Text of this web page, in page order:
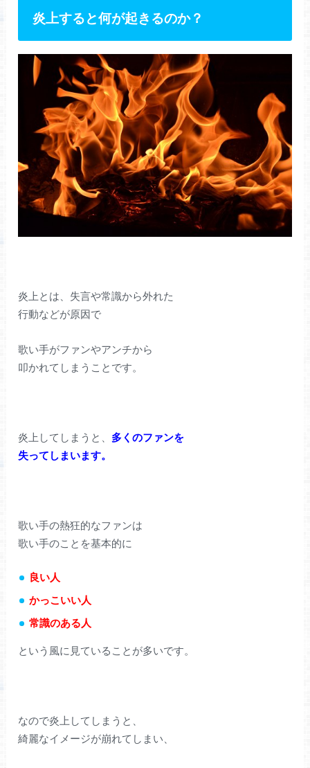
炎上すると何が起きるのか？
炎上とは、失言や常識から外れた
行動などが原因で
歌い手がファンやアンチから
叩かれてしまうことです。
炎上してしまうと、 多くのファンを
失ってしまいます。
歌い手の熱狂的なファンは
歌い手のことを基本的に
良い人
かっこいい人
常識のある人
という風に見ていることが多いです。
なので炎上してしまうと、
綺麗なイメージが崩れてしまい、